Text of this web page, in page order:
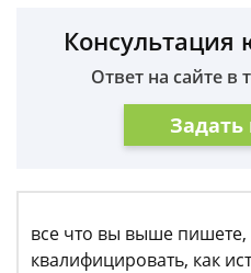
Консультация
Ответ на сайте в
Задать
все что вы выше
квалифицировать, как